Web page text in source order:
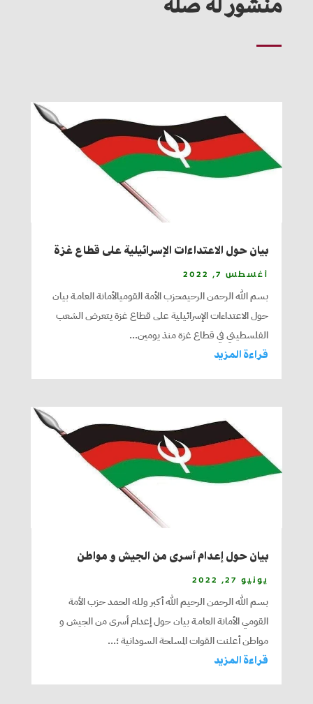
بيان حول الاعتداءات الإسرائيلية على قطاع غزة
أغسطس 7, 2022
بسم الله الرحمن الرحيمحزب الأمة القوميالأمانة العامـة بيان
حول الاعتداءات الإسرائيلية على قطاع غزة يتعرض الشعب
الفلسطيني في قطاع غزة منذ يومين...
قراءة المزيد
بيان حول إعدام أسرى من الجيش و مواطن
يونيو 27, 2022
بسم الله الرحمن الرحيم الله أكبر ولله الحمد حزب الأمة
القومي الأمانة العامـة بيان حول إعدام أسرى من الجيش و
مواطن أعلنت القوات المسلحة السودانية ؛...
قراءة المزيد